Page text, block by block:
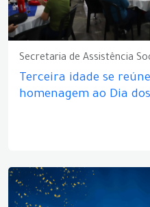
Secretaria de Assistência
Terceira idade se
homenagem ao Dia